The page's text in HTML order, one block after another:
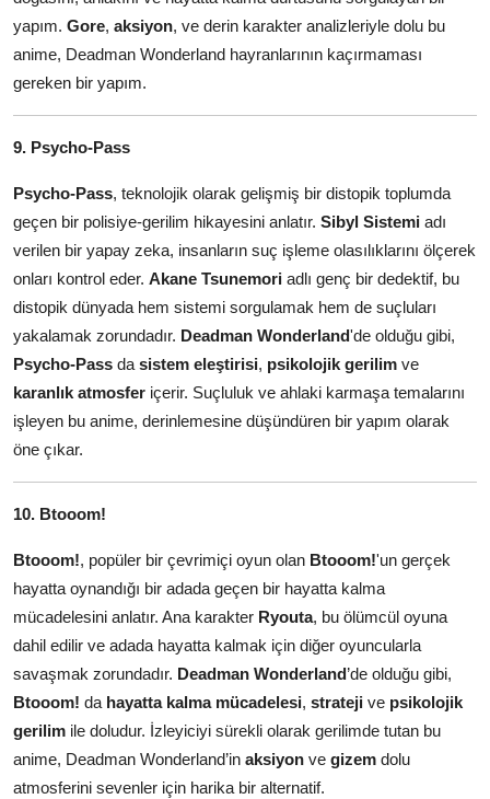
yapım. Gore, aksiyon, ve derin karakter analizleriyle dolu bu
anime, Deadman Wonderland hayranlarının kaçırmaması
gereken bir yapım.
9. Psycho-Pass
Psycho-Pass, teknolojik olarak gelişmiş bir distopik toplumda
geçen bir polisiye-gerilim hikayesini anlatır. Sibyl Sistemi adı
verilen bir yapay zeka, insanların suç işleme olasılıklarını ölçerek
onları kontrol eder. Akane Tsunemori adlı genç bir dedektif, bu
distopik dünyada hem sistemi sorgulamak hem de suçluları
yakalamak zorundadır. Deadman Wonderland'de olduğu gibi,
Psycho-Pass da sistem eleştirisi, psikolojik gerilim ve
karanlık atmosfer içerir. Suçluluk ve ahlaki karmaşa temalarını
işleyen bu anime, derinlemesine düşündüren bir yapım olarak
öne çıkar.
10. Btooom!
Btooom!, popüler bir çevrimiçi oyun olan Btooom!'un gerçek
hayatta oynandığı bir adada geçen bir hayatta kalma
mücadelesini anlatır. Ana karakter Ryouta, bu ölümcül oyuna
dahil edilir ve adada hayatta kalmak için diğer oyuncularla
savaşmak zorundadır. Deadman Wonderland’de olduğu gibi,
Btooom! da hayatta kalma mücadelesi, strateji ve psikolojik
gerilim ile doludur. İzleyiciyi sürekli olarak gerilimde tutan bu
anime, Deadman Wonderland’in aksiyon ve gizem dolu
atmosferini sevenler için harika bir alternatif.